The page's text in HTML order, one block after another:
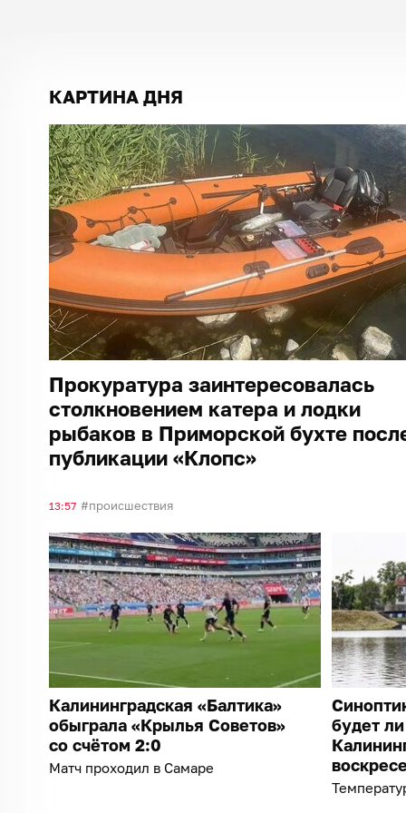
КАРТИНА ДНЯ
Прокуратура заинтересовалась
столкновением катера и лодки
рыбаков в Приморской бухте
публикации «Клопс»
13:57 происшествия
Калининградская «Балтика»
обыграла «Крылья Советов»
со счётом 2:0
Матч проходил в Самаре
будет